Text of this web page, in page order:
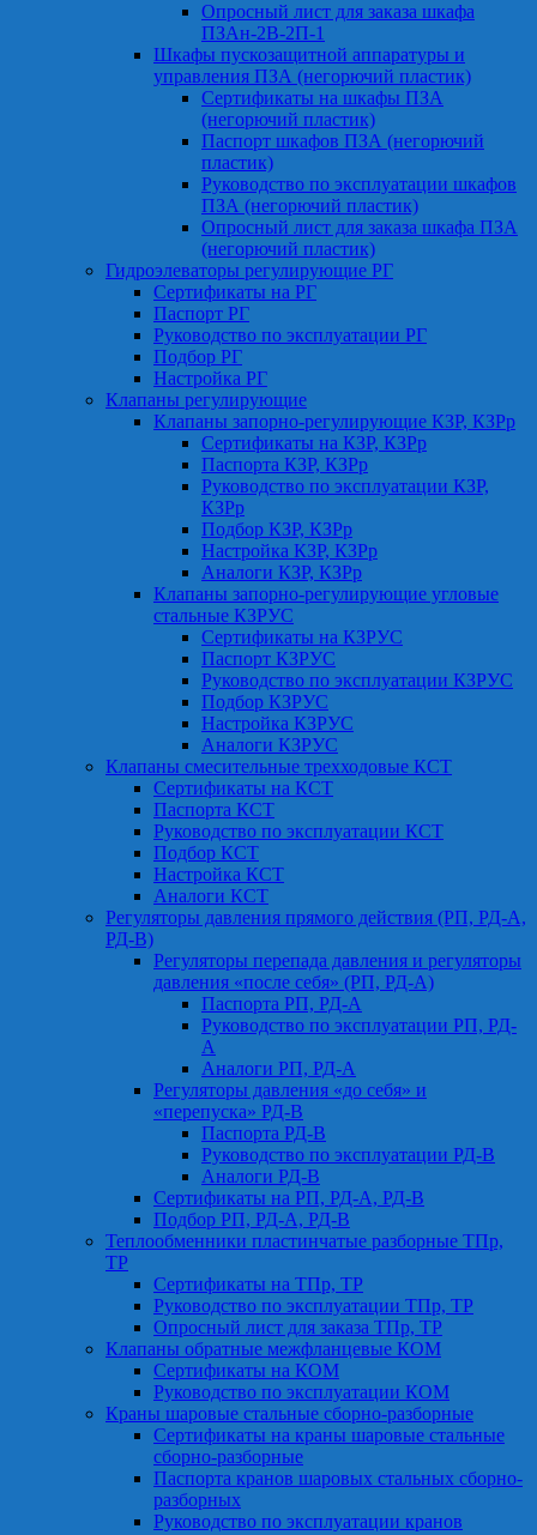
Опросный лист для заказа шкафа
ПЗАн-2В-2П-1
Шкафы пускозащитной аппаратуры и
управления ПЗА (негорючий пластик)
Сертификаты на шкафы ПЗА
(негорючий пластик)
Паспорт шкафов ПЗА (негорючий
пластик)
Руководство по эксплуатации шкафов
ПЗА (негорючий пластик)
Опросный лист для заказа шкафа ПЗА
(негорючий пластик)
Гидроэлеваторы регулирующие РГ
Сертификаты на РГ
Паспорт РГ
Руководство по эксплуатации РГ
Подбор РГ
Настройка РГ
Клапаны регулирующие
Клапаны запорно-регулирующие КЗР, КЗРр
Сертификаты на КЗР, КЗРр
Паспорта КЗР, КЗРр
Руководство по эксплуатации КЗР,
КЗРр
Подбор КЗР, КЗРр
Настройка КЗР, КЗРр
Аналоги КЗР, КЗРр
Клапаны запорно-регулирующие угловые
стальные КЗРУС
Сертификаты на КЗРУС
Паспорт КЗРУС
Руководство по эксплуатации КЗРУС
Подбор КЗРУС
Настройка КЗРУС
Аналоги КЗРУС
Клапаны смесительные трехходовые КСТ
Сертификаты на КСТ
Паспорта КСТ
Руководство по эксплуатации КСТ
Подбор КСТ
Настройка КСТ
Аналоги КСТ
Регуляторы давления прямого действия (РП, РД-А,
РД-В)
Регуляторы перепада давления и регуляторы
давления «после себя» (РП, РД-А)
Паспорта РП, РД-А
Руководство по эксплуатации РП, РД-
А
Аналоги РП, РД-А
Регуляторы давления «до себя» и
«перепуска» РД-В
Паспорта РД-В
Руководство по эксплуатации РД-В
Аналоги РД-В
Сертификаты на РП, РД-А, РД-В
Подбор РП, РД-А, РД-В
Теплообменники пластинчатые разборные ТПр,
ТР
Сертификаты на ТПр, ТР
Руководство по эксплуатации ТПр, ТР
Опросный лист для заказа ТПр, ТР
Клапаны обратные межфланцевые КОМ
Сертификаты на КОМ
Руководство по эксплуатации КОМ
Краны шаровые стальные сборно-разборные
Сертификаты на краны шаровые стальные
сборно-разборные
Паспорта кранов шаровых стальных сборно-
разборных
Руководство по эксплуатации кранов